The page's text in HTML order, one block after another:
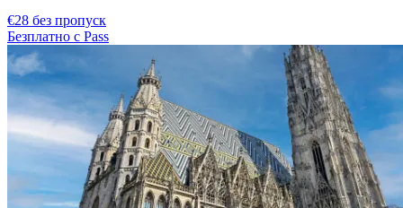
€28 без пропуск
Безплатно с Pass